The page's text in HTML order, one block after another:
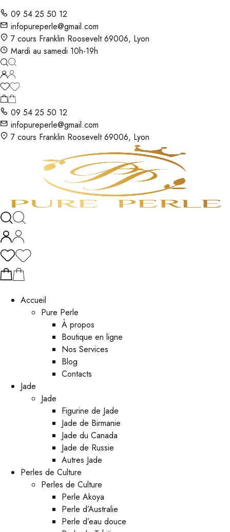
09 54 25 50 12
infopureperle@gmail.com
7 cours Franklin Roosevelt 69006, Lyon
Mardi au samedi 10h-19h
09 54 25 50 12
infopureperle@gmail.com
7 cours Franklin Roosevelt 69006, Lyon
Accueil
Pure Perle
À propos
Boutique en ligne
Nos Services
Blog
Contacts
Jade
Jade
Figurine de Jade
Jade de Birmanie
Jade du Canada
Jade de Russie
Autres Jade
Perles de Culture
Perles de Culture
Perle Akoya
Perle d’Australie
Perle d’eau douce